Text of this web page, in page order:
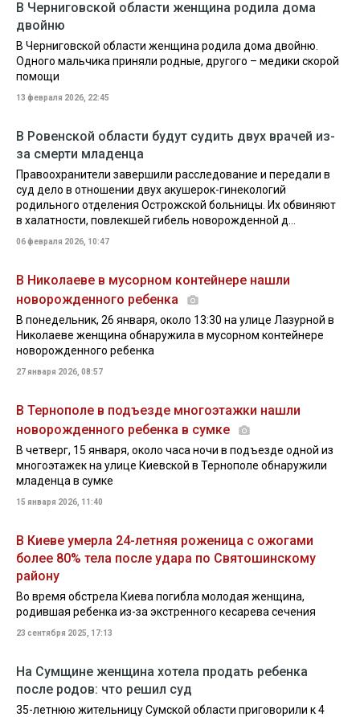
В Черниговской области женщина родила дома
двойню
В Черниговской области женщина родила дома двойню.
Одного мальчика приняли родные, другого – медики скорой
помощи
13 февраля 2026, 22:45
В Ровенской области будут судить двух врачей из-
за смерти младенца
Правоохранители завершили расследование и передали в
суд дело в отношении двух акушерок-гинекологий
родильного отделения Острожской больницы. Их обвиняют
в халатности, повлекшей гибель новорожденной д...
06 февраля 2026, 10:47
В Николаеве в мусорном контейнере нашли
новорожденного ребенка
В понедельник, 26 января, около 13:30 на улице Лазурной в
Николаеве женщина обнаружила в мусорном контейнере
новорожденного ребенка
27 января 2026, 08:57
В Тернополе в подъезде многоэтажки нашли
новорожденного ребенка в сумке
В четверг, 15 января, около часа ночи в подъезде одной из
многоэтажек на улице Киевской в Тернополе обнаружили
младенца в сумке
15 января 2026, 11:40
В Киеве умерла 24-летняя роженица с ожогами
более 80% тела после удара по Святошинскому
району
Во время обстрела Киева погибла молодая женщина,
родившая ребенка из-за экстренного кесарева сечения
23 сентября 2025, 17:13
На Сумщине женщина хотела продать ребенка
после родов: что решил суд
35-летнюю жительницу Сумской области приговорили к 4